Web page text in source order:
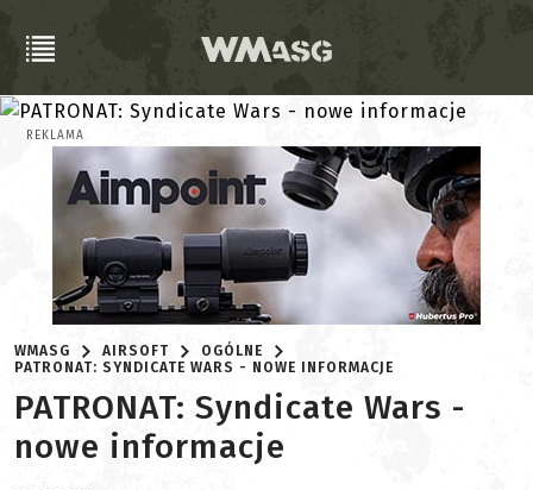
REKLAMA
WMASG AIRSOFT
OGÓLNE
PATRONAT: SYNDICATE WARS - NOWE INFORMACJE
PATRONAT: Syndicate Wars -
nowe informacje